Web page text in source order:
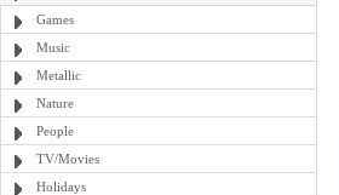
Games
Music
Metallic
Nature
People
TV/Movies
Holidays